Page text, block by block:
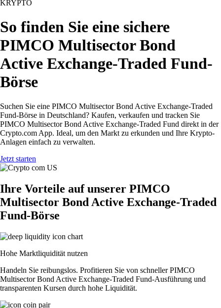
KRYPTO
So finden Sie eine sichere
PIMCO Multisector Bond
Active Exchange-Traded Fund-
Börse
Suchen Sie eine PIMCO Multisector Bond Active Exchange-Traded
Fund-Börse in Deutschland? Kaufen, verkaufen und tracken Sie
PIMCO Multisector Bond Active Exchange-Traded Fund direkt in der
Crypto.com App. Ideal, um den Markt zu erkunden und Ihre Krypto-
Anlagen einfach zu verwalten.
Jetzt starten
Ihre Vorteile auf unserer PIMCO
Multisector Bond Active Exchange-Traded
Fund-Börse
Hohe Marktliquidität nutzen
Handeln Sie reibungslos. Profitieren Sie von schneller PIMCO
Multisector Bond Active Exchange-Traded Fund-Ausführung und
transparenten Kursen durch hohe Liquidität.